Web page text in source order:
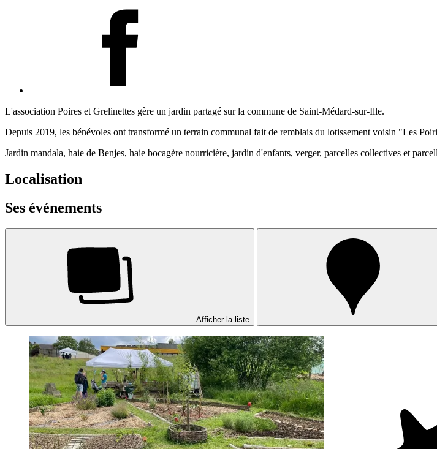
L'association Poires et Grelinettes gère un jardin partagé sur la commune de Saint-Médard-sur-Ille.
Depuis 2019, les bénévoles ont transformé un terrain communal fait de remblais du lotissement voisin "Les
Jardin mandala, haie de Benjes, haie bocagère nourricière, jardin d'enfants, verger, parcelles collectives et
Localisation
Ses événements
Afficher la liste